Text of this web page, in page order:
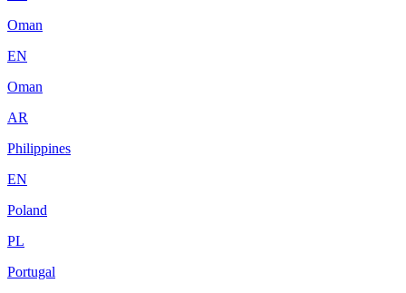
Oman
EN
Oman
AR
Philippines
EN
Poland
PL
Portugal